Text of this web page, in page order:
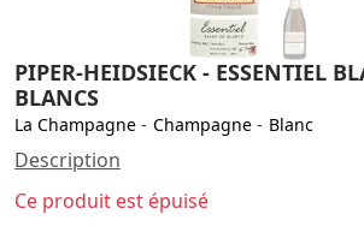
PIPER-HEIDSIECK - ESSENTIEL
BLANCS
La Champagne - Champagne - Blanc
Description
Ce produit est épuisé